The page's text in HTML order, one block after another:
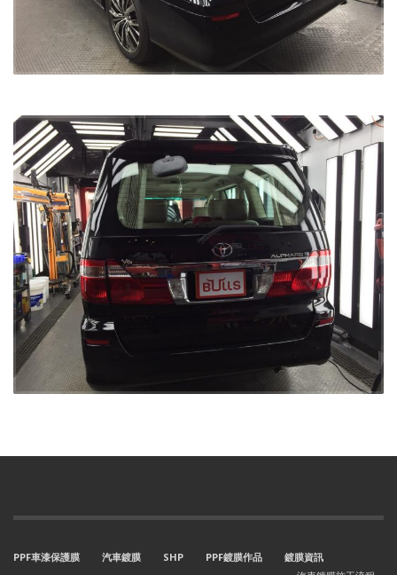
PPF車漆保護膜 汽車鍍膜 SHP PPF鍍膜作品
鍍膜資訊